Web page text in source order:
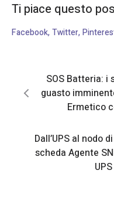
Ti piace questo
Facebook Twitter
SOS Batteria: i
guasto
Ermetico
Dall’UPS al nodo
scheda Agente